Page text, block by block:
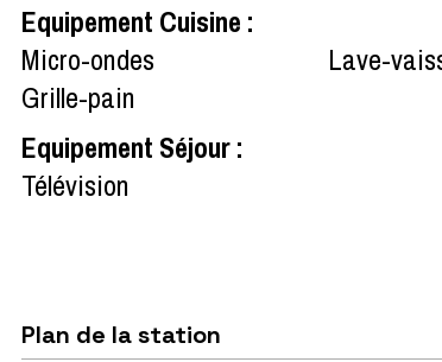
Equipement Cuisine :
Micro-ondes
Lave-
Grille-pain
Equipement Séjour:
Télévision
Plan de la station